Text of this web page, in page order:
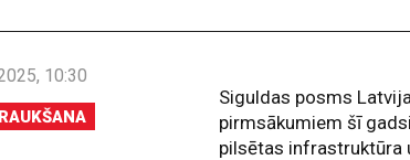
10:30
Siguldas posms
pirmsākumiem šī
pilsētas infrastruktūra